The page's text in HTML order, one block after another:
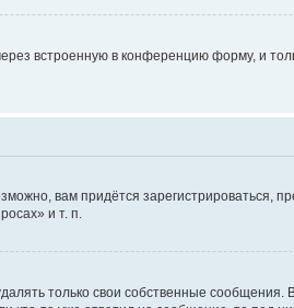
встроенную в конференцию форму, и
вам придётся зарегистрироваться,
и т. п.
только свои собственные